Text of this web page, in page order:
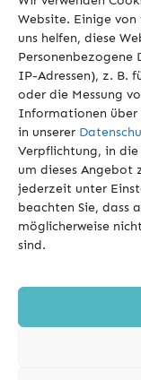
Website. Einige von
uns helfen, diese
Personenbezogene
IP-Adressen), z. B.
oder die Messung
Informationen über
in unserer
Verpflichtung, in
um dieses Angebot
jederzeit unter
beachten Sie, dass
möglicherweise
sind.
07.03. Fraktion
07.03. Fraktion
Partei
Herunterladen
07.03. Fraktion
Fraktion
14.03. CDU
14.03. Bgm.
14.03. Bgm.